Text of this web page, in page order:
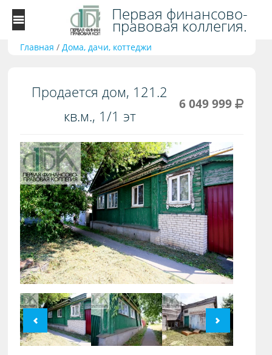
Первая финансово-
правовая коллегия.
Главная /Дома, дачи, коттеджи
Продается дом, 121.2
кв.м., 1/1 эт
6 049 999